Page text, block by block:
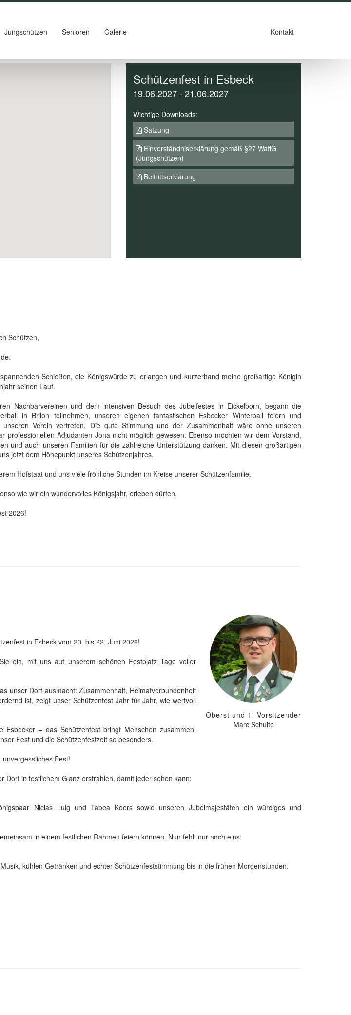
Jungschützen Senioren Galerie Kontakt
Schützenfest in Esbeck
19.06.2027 - 21.06.2027
Wichtige Downloads:
Satzung
Einverständniserklärung gemäß §27 WaffG
(Jungschützen)
Beitrittserklärung
Schützen,
Schießen, die Königswürde zu erlangen und kurzerhand meine großartige Königin
seinen Lauf.
Nachbarvereinen und dem intensiven Besuch des Jubelfestes in Eickelborn, begann die
in Brilon teilnehmen, unseren eigenen fantastischen Esbecker Winterball feiern und
Verein vertreten. Die gute Stimmung und der Zusammenhalt wäre ohne unseren
professionellen Adjudanten Jona nicht möglich gewesen. Ebenso möchten wir dem Vorstand,
und auch unseren Familien für die zahlreiche Unterstützung danken. Mit diesen großartigen
jetzt dem Höhepunkt unseres Schützenjahres.
Hofstaat und uns viele fröhliche Stunden im Kreise unserer Schützenfamilie.
wie wir ein wundervolles Königsjahr, erleben dürfen.
2026!
Oberst und 1. Vorsitzender
Marc Schulte
in Esbeck vom 20. bis 22. Juni 2026!
ein, mit uns auf unserem schönen Festplatz Tage voller
unser Dorf ausmacht: Zusammenhalt, Heimatverbundenheit
ist, zeigt unser Schützenfest Jahr für Jahr, wie wertvoll
– das Schützenfest bringt Menschen zusammen,
Fest und die Schützenfestzeit so besonders.
Fest!
Dorf in festlichem Glanz erstrahlen, damit jeder sehen kann:
Niclas Luig und Tabea Koers sowie unseren Jubelmajestäten ein würdiges und
in einem festlichen Rahmen feiern können. Nun fehlt nur noch eins:
kühlen Getränken und echter Schützenfeststimmung bis in die frühen Morgenstunden.